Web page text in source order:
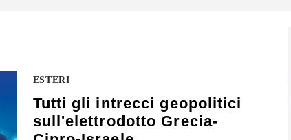
ESTERI
Tutti gli intrecci geopolitici
sull'elettrodotto Grecia-